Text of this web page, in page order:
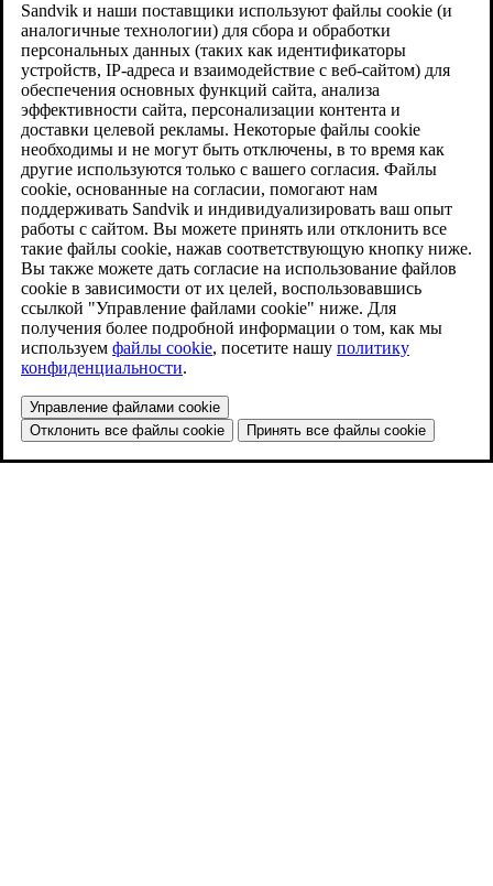
Sandvik и наши поставщики используют файлы cookie (и
аналогичные технологии) для сбора и обработки
персональных данных (таких как идентификаторы
устройств, IP-адреса и взаимодействие с веб-сайтом) для
обеспечения основных функций сайта, анализа
эффективности сайта, персонализации контента и
доставки целевой рекламы. Некоторые файлы cookie
необходимы и не могут быть отключены, в то время как
другие используются только с вашего согласия. Файлы
cookie, основанные на согласии, помогают нам
поддерживать Sandvik и индивидуализировать ваш опыт
работы с сайтом. Вы можете принять или отклонить все
такие файлы cookie, нажав соответствующую кнопку ниже.
Вы также можете дать согласие на использование файлов
cookie в зависимости от их целей, воспользовавшись
ссылкой "Управление файлами cookie" ниже. Для
получения более подробной информации о том, как мы
используем файлы cookie, посетите нашу политику
конфиденциальности.
Управление файлами cookie
Отклонить все файлы cookie
Принять все файлы cookie